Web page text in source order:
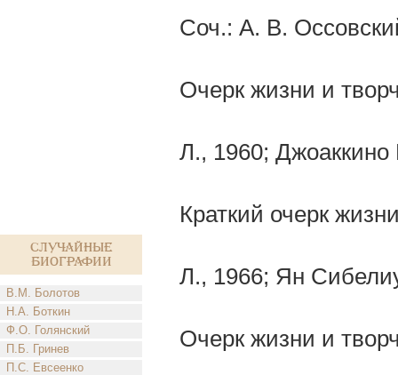
Случайные
биографии
В.М. Болотов
Н.А. Боткин
Ф.О. Голянский
П.Б. Гринев
П.С. Евсеенко
Соч.: А. В.
Очерк жизни и
Л., 1960; Джоаккино
Краткий очерк
Л., 1966; Ян
Очерк жизни и